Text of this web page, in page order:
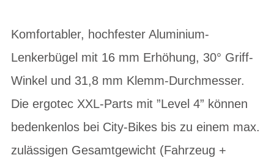
Komfortabler, hochfester Aluminium-
Lenkerbügel mit 16 mm Erhöhung, 30° Griff-
Winkel und 31,8 mm Klemm-Durchmesser.
Die ergotec XXL-Parts mit ”Level 4” können
bedenkenlos bei City-Bikes bis zu einem max.
zulässigen Gesamtgewicht (Fahrzeug +